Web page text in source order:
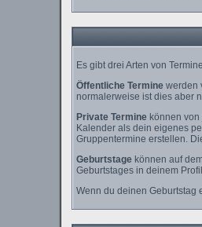
Es gibt drei Arten von
Öffentliche Terminewerden
normalerweise ist dies aber
Private Terminekönnen von
Kalender als dein eigenes
Gruppentermine erstellen.
Geburtstagekönnen auf
Geburtstages in deinem
Wenn du deinen Geburtstag